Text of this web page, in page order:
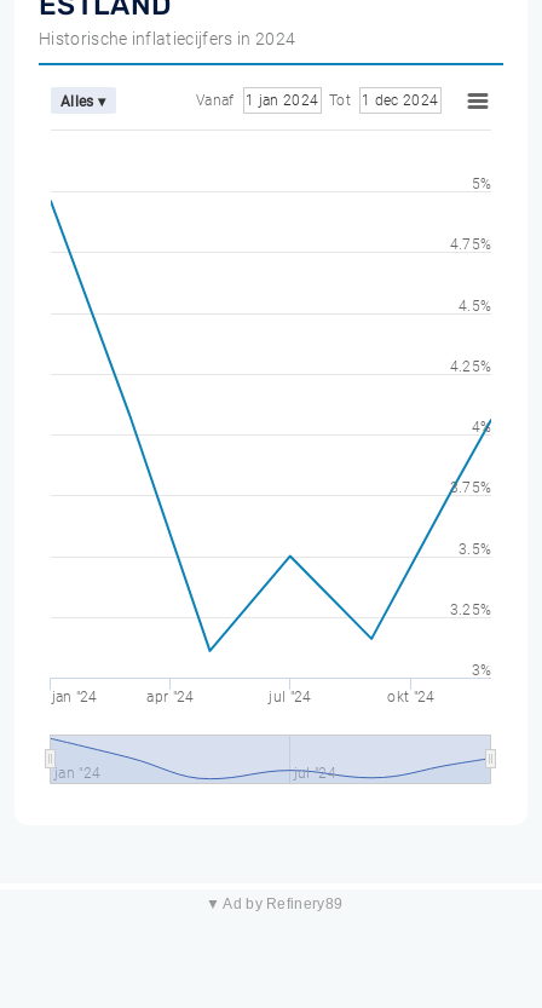
Historische inflatiecijfers in 2024
Alles ▾ Vanaf 1 jan 2024 Tot 1 dec 2024
jan "24 apr "24 jul "24 okt "24
jan "24 jul "24
3%
3.25%
3.5%
3.75%
4%
4.25%
4.5%
4.75%
5%
▼ Ad by Refinery89